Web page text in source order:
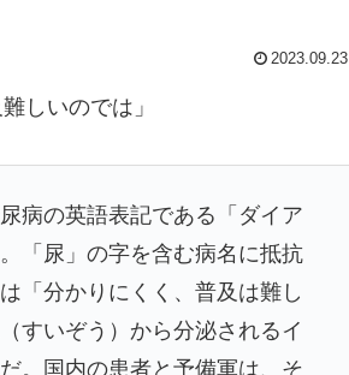
2023.09.23
しいのでは」
病の英語表記である「ダイア
「尿」の字を含む病名に抵抗
「分かりにくく、普及は難し
すいぞう）から分泌されるイ
。国内の患者と予備軍は、そ